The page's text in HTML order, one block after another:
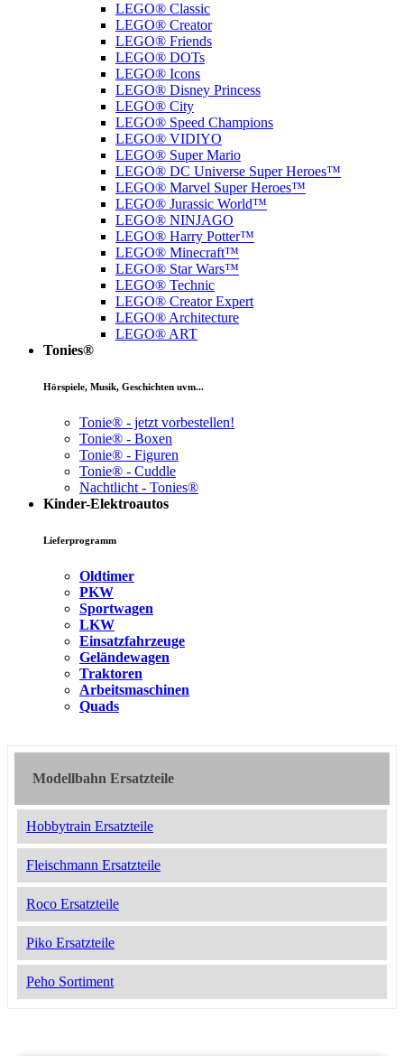
LEGO® Classic
LEGO® Creator
LEGO® Friends
LEGO® DOTs
LEGO® Icons
LEGO® Disney Princess
LEGO® City
LEGO® Speed Champions
LEGO® VIDIYO
LEGO® Super Mario
LEGO® DC Universe Super Heroes™
LEGO® Marvel Super Heroes™
LEGO® Jurassic World™
LEGO® NINJAGO
LEGO® Harry Potter™
LEGO® Minecraft™
LEGO® Star Wars™
LEGO® Technic
LEGO® Creator Expert
LEGO® Architecture
LEGO® ART
Tonies®
Hörspiele, Musik, Geschichten uvm...
Tonie® - jetzt vorbestellen!
Tonie® - Boxen
Tonie® - Figuren
Tonie® - Cuddle
Nachtlicht - Tonies®
Kinder-Elektroautos
Lieferprogramm
Oldtimer
PKW
Sportwagen
LKW
Einsatzfahrzeuge
Geländewagen
Traktoren
Arbeitsmaschinen
Quads
Modellbahn Ersatzteile
Hobbytrain Ersatzteile
Fleischmann Ersatzteile
Roco Ersatzteile
Piko Ersatzteile
Peho Sortiment